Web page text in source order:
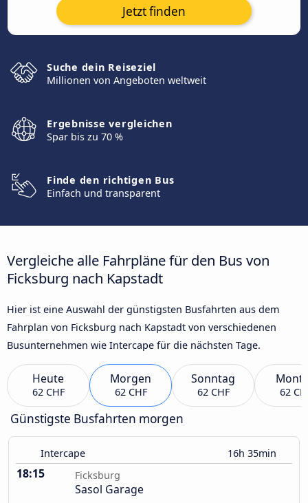
Jetzt finden
Suche dein Reiseziel
Millionen von Angeboten weltweit
Ergebnisse vergleichen
Spar bis zu 70 %
Finde den richtigen Bus
Einfach und transparent
Vergleiche alle Fahrpläne für den Bus von
Ficksburg nach Kapstadt
Hier ist eine Auswahl der günstigsten Busfahrten aus dem
Fahrplan von Ficksburg nach Kapstadt von verschiedenen
Busunternehmen wie Intercape für die nächsten Tage.
Heute
62 CHF
Morgen
62 CHF
Sonntag
62 CHF 62
Günstigste Busfahrten morgen
Intercape 16h 35min
18:15 Ficksburg
Sasol Garage